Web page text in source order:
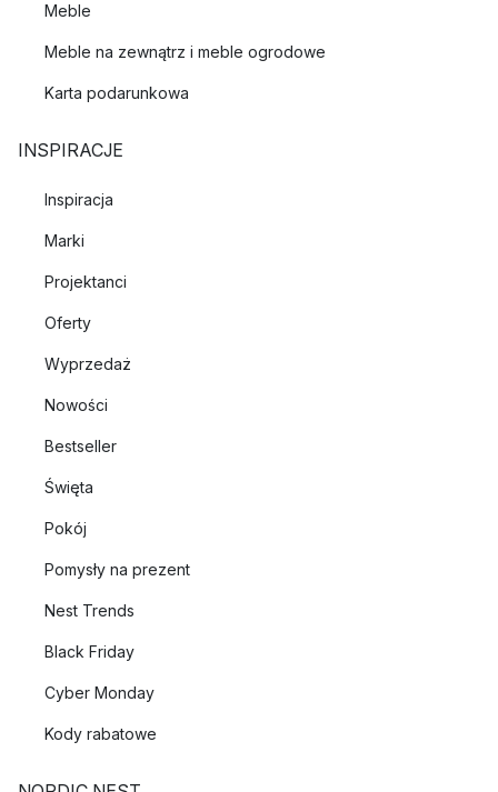
Meble
Meble na zewnątrz i meble ogrodowe
Karta podarunkowa
INSPIRACJE
Inspiracja
Marki
Projektanci
Oferty
Wyprzedaż
Nowości
Bestseller
Święta
Pokój
Pomysły na prezent
Nest Trends
Black Friday
Cyber Monday
Kody rabatowe